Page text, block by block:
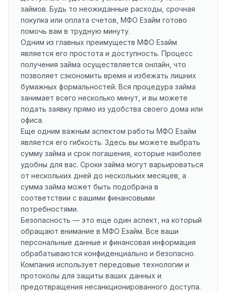
займов. Будь то неожиданные расходы, срочная
покупка или оплата счетов, МФО Езайм готово
помочь вам в трудную минуту.
Одним из главных преимуществ МФО Езайм
является его простота и доступность. Процесс
получения займа осуществляется онлайн, что
позволяет сэкономить время и избежать лишних
бумажных формальностей. Вся процедура займа
занимает всего несколько минут, и вы можете
подать заявку прямо из удобства своего дома или
офиса.
Еще одним важным аспектом работы МФО Езайм
является его гибкость. Здесь вы можете выбрать
сумму займа и срок погашения, которые наиболее
удобны для вас. Сроки займа могут варьироваться
от нескольких дней до нескольких месяцев, а
сумма займа может быть подобрана в
соответствии с вашими финансовыми
потребностями.
Безопасность — это еще один аспект, на который
обращают внимание в МФО Езайм. Все ваши
персональные данные и финансовая информация
обрабатываются конфиденциально и безопасно.
Компания использует передовые технологии и
протоколы для защиты ваших данных и
предотвращения несанкционированного доступа.